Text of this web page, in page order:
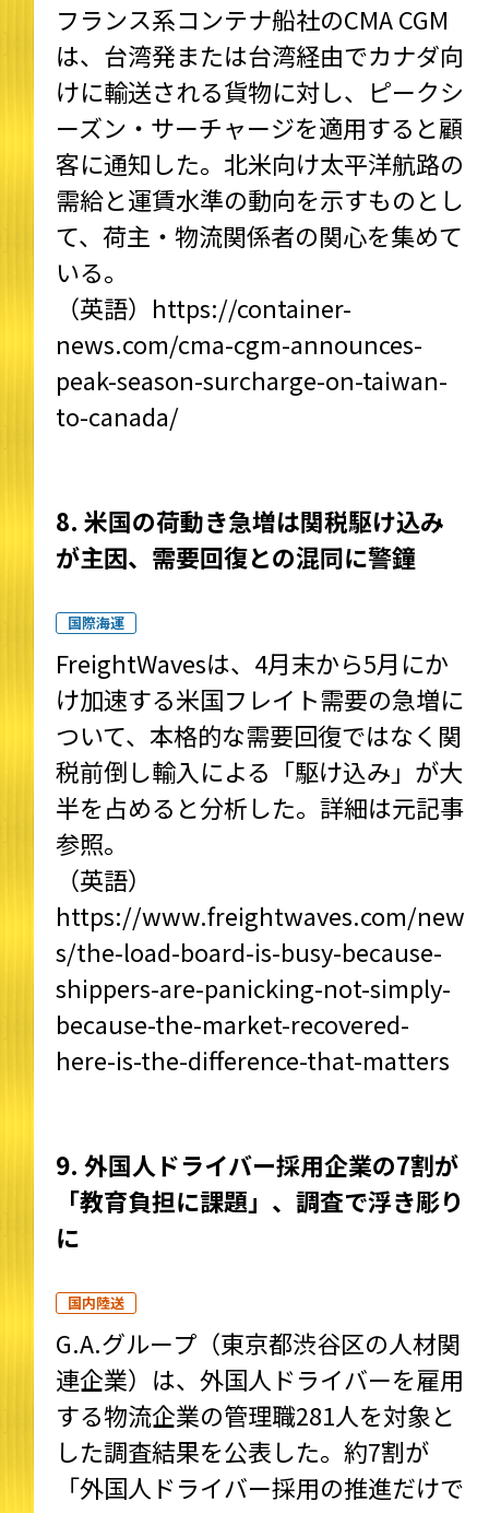
フランス系コンテナ船社のCMA CGM
は、台湾発または台湾経由でカナダ向
けに輸送される貨物に対し、ピークシ
ーズン・サーチャージを適用すると顧
客に通知した。北米向け太平洋航路の
需給と運賃水準の動向を示すものとし
て、荷主・物流関係者の関心を集めて
いる。
（英語） https://container-
news.com/cma-cgm-announces-
peak-season-surcharge-on-taiwan-
to-canada/
8. 米国の荷動き急増は関税駆け込み
が主因、需要回復との混同に警鐘
国際海運
FreightWavesは、4月末から5月にか
け加速する米国フレイト需要の急増に
ついて、本格的な需要回復ではなく関
税前倒し輸入による「駆け込み」が大
半を占めると分析した。詳細は元記事
参照。
（英語）
https://www.freightwaves.com/new
s/the-load-board-is-busy-because-
shippers-are-panicking-not-simply-
because-the-market-recovered-
here-is-the-difference-that-matters
9. 外国人ドライバー採用企業の7割が
「教育負担に課題」、調査で浮き彫り
に
国内陸送
G.A.グループ（東京都渋谷区の人材関
連企業）は、外国人ドライバーを雇用
する物流企業の管理職281人を対象と
した調査結果を公表した。約7割が
「外国人ドライバー採用の推進だけで